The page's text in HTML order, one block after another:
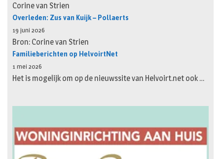
Corine van Strien
Overleden: Zus van Kuijk – Pollaerts
19 juni 2026
Bron: Corine van Strien
Familieberichten op HelvoirtNet
1 mei 2026
Het is mogelijk om op de nieuwssite van Helvoirt.net ook …